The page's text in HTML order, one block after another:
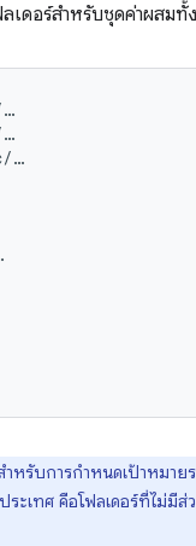
เดอร์สำหรับชุดค่าผสม
…
สำหรับการกำหนดเป้าหม
ทศ คือโฟลเดอร์ที่ไม่มีส่